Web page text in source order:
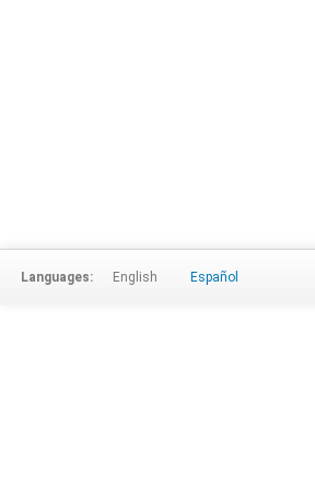
Languages: English Español